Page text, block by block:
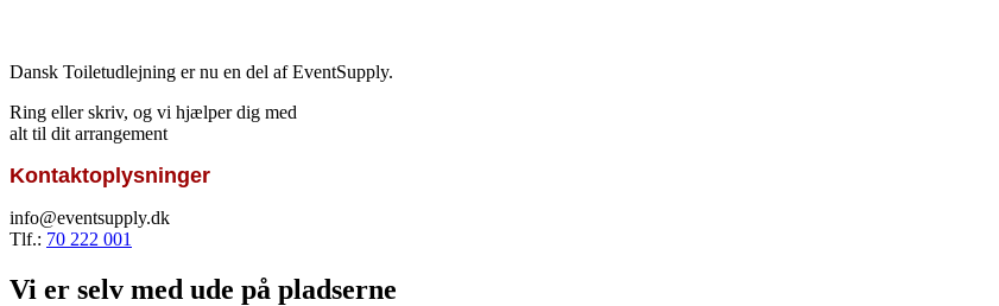
Dansk Toiletudlejning er nu en del af EventSupply.
Ring eller skriv, og vi hjælper dig med
alt til dit arrangement
Kontaktoplysninger
info@eventsupply.dk
Tlf.: 70 222 001
Vi er selv med ude på pladserne